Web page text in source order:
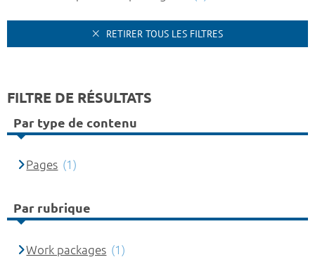
RETIRER TOUS LES FILTRES
FILTRE DE RÉSULTATS
Par type de contenu
Pages (1)
Par rubrique
Work packages (1)